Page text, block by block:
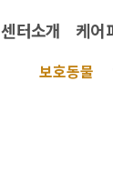
센터소개 케어
보호동물